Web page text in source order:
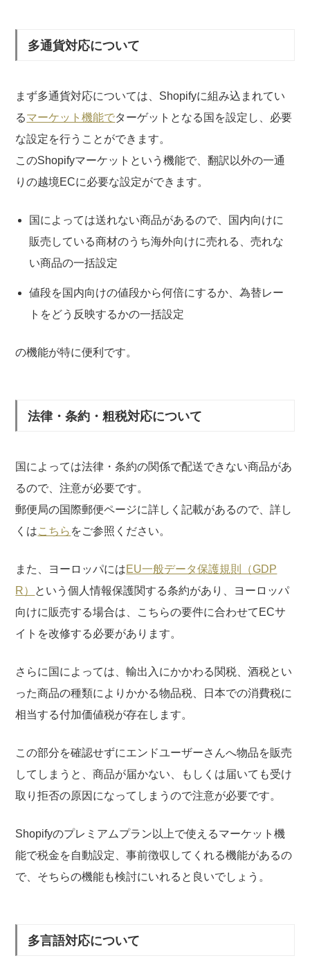
多通貨対応について
まず多通貨対応については、Shopifyに組み込まれてい
るマーケット機能でターゲットとなる国を設定し、必要
な設定を行うことができます。
このShopifyマーケットという機能で、翻訳以外の一通
りの越境ECに必要な設定ができます。
国によっては送れない商品があるので、国内向けに
販売している商材のうち海外向けに売れる、売れな
い商品の一括設定
値段を国内向けの値段から何倍にするか、為替レー
トをどう反映するかの一括設定
の機能が特に便利です。
法律・条約・粗税対応について
国によっては法律・条約の関係で配送できない商品があ
るので、注意が必要です。
郵便局の国際郵便ページに詳しく記載があるので、詳し
くはこちら をご参照ください。
また、ヨーロッパにはEU一般データ保護規則（GDP
R） という個人情報保護関する条約があり、ヨーロッパ
向けに販売する場合は、こちらの要件に合わせてECサ
イトを改修する必要があります。
さらに国によっては、輸出入にかかわる関税、酒税とい
った商品の種類によりかかる物品税、日本での消費税に
相当する付加価値税が存在します。
この部分を確認せずにエンドユーザーさんへ物品を販売
してしまうと、商品が届かない、もしくは届いても受け
取り拒否の原因になってしまうので注意が必要です。
Shopifyのプレミアムプラン以上で使えるマーケット機
能で税金を自動設定、事前徴収してくれる機能があるの
で、そちらの機能も検討にいれると良いでしょう。
多言語対応について